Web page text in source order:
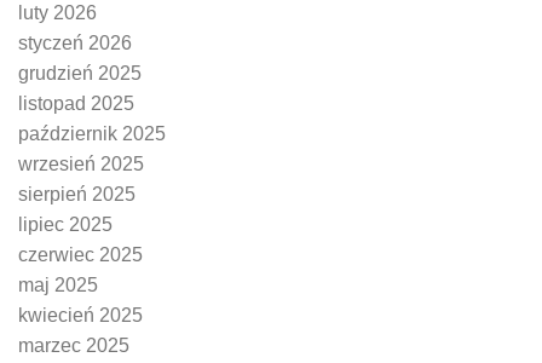
luty 2026
styczeń 2026
grudzień 2025
listopad 2025
październik 2025
wrzesień 2025
sierpień 2025
lipiec 2025
czerwiec 2025
maj 2025
kwiecień 2025
marzec 2025